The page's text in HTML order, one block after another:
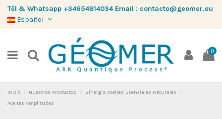
Tél & Whatsapp +34654814034 Email : contacto@geomer.eu
Español
0
Inicio Nuestros Productos
Sinergia Aceites Esenciales naturales
Aceites Amplitudes